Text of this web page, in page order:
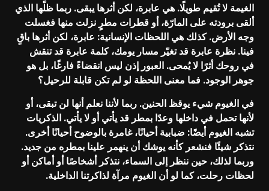
الغيمة لا تُقيم طويلًا. هي عابرة، لكن أثرها يبقى. ربما ظلّها الذي
ألقى برودته على المارّة، أو قطرات مطرٍ نزلت منها فغسلت
وجه الأرض. كذلك هي اللحظات الإنسانية: عابرة، لكن أثرها باقٍ
فينا. نظرة عابرة قد تغيّر مسار يومك، كلمة عابرة قد تنقش
في روحك أثرًا لا يُمحى. العبور إذن ليس انقضاءً فارغًا، بل هو
جوهر الوجود. فما معنى اللحظة لو لم تكن قابلة للرحيل؟
في الغيوم شيء يوقظ الحنين. ربما لأننا نعلم أنها لن تبقى، أو
لأنها تحمل في داخلها وعدًا بمطر قد يأتي أو لا يأتي. الذكريات
تشبه الغيوم أيضًا: ضبابية أحيانًا، غامرة بالوضوح أحيانًا أخرى.
نتذكر شيئًا فنشعر كأنه يوشك أن ينهمر علينا بمطره من جديد.
وربما لذلك، حين ننظر إلى السماء، نتذكر أشخاصًا أو أماكن أو
لحظات رحلت، كما لو أن الغيوم مرآة لذاكرتنا الداخلية.